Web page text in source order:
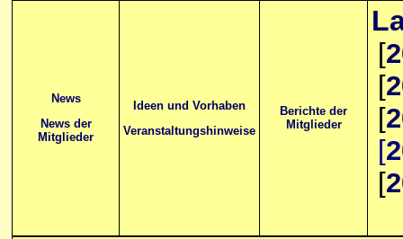
News
News der
Mitglieder
Ideen und Vorhaben
Veranstaltungshinweise
Berichte der
Mitglieder
[
[
[
[
[